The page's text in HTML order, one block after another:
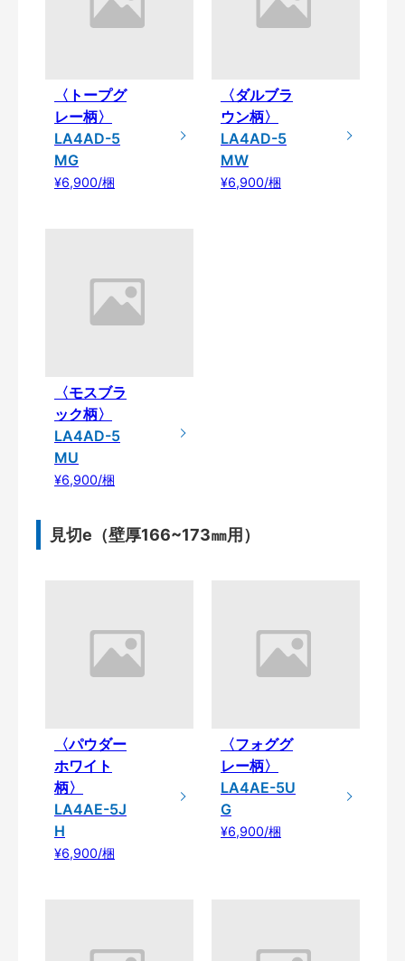
〈トープグ
レー柄〉
LA4AD-5
MG
¥6,900/梱
〈ダルブラ
ウン柄〉
LA4AD-5
MW
¥6,900/梱
〈モスブラ
ック柄〉
LA4AD-5
MU
¥6,900/梱
見切e（壁厚166~173㎜用）
〈パウダー
ホワイト
柄〉
LA4AE-5J
H
¥6,900/梱
〈フォググ
レー柄〉
LA4AE-5U
G
¥6,900/梱